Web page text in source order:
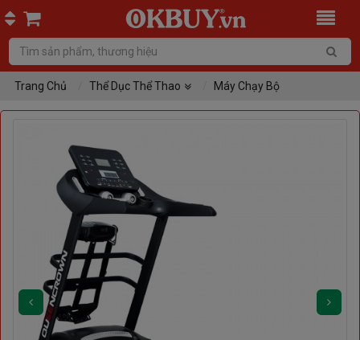
Trang Chủ Thể Dục Thể Thao Máy Chạy Bộ